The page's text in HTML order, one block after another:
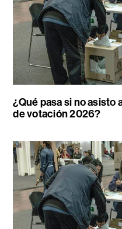
¿Qué pasa si no asisto
de votación 2026?